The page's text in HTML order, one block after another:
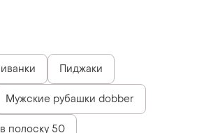
Пиджаки
Мужские рубашки dobber
полоску 50